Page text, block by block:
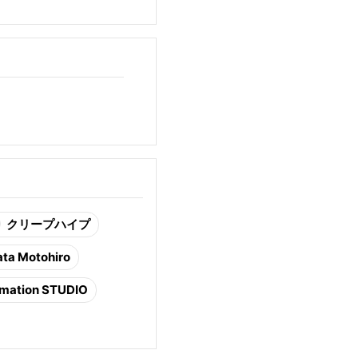
クリープハイプ
Motohiro
STUDIO